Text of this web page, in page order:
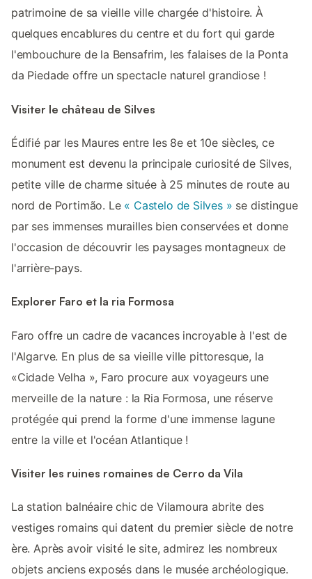
patrimoine de sa vieille ville chargée d'histoire. À
quelques encablures du centre et du fort qui garde
l'embouchure de la Bensafrim, les falaises de la Ponta
da Piedade offre un spectacle naturel grandiose !
Visiter le château de Silves
Édifié par les Maures entre les 8e et 10e siècles, ce
monument est devenu la principale curiosité de Silves,
petite ville de charme située à 25 minutes de route au
nord de Portimão. Le « Castelo de Silves » se distingue
par ses immenses murailles bien conservées et donne
l'occasion de découvrir les paysages montagneux de
l'arrière-pays.
Explorer Faro et la ria Formosa
Faro offre un cadre de vacances incroyable à l'est de
l'Algarve. En plus de sa vieille ville pittoresque, la
«Cidade Velha », Faro procure aux voyageurs une
merveille de la nature : la Ria Formosa, une réserve
protégée qui prend la forme d'une immense lagune
entre la ville et l'océan Atlantique !
Visiter les ruines romaines de Cerro da Vila
La station balnéaire chic de Vilamoura abrite des
vestiges romains qui datent du premier siècle de notre
ère. Après avoir visité le site, admirez les nombreux
objets anciens exposés dans le musée archéologique.